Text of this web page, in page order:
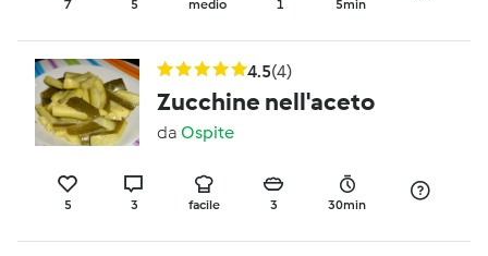
7 5 medio 1 5min
4.5(4)
Zucchine nell'aceto
da Ospite
5 3 facile 3 30min